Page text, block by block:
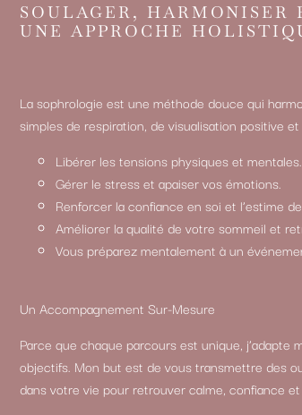
SOULAGER, HARMONISER
UNE APPROCHE
La sophrologie est une méthode douce qui
simples de respiration, de visualisation positive
Libérer les tensions physiques et mentales.
Gérer le stress et apaiser vos émotions.
Renforcer la confiance en soi et l’estime
Améliorer la qualité de votre sommeil et
Vous préparez mentalement à un
Un Accompagnement Sur-Mesure
Parce que chaque parcours est unique,
objectifs. Mon but est de vous transmettre des
dans votre vie pour retrouver calme, confiance